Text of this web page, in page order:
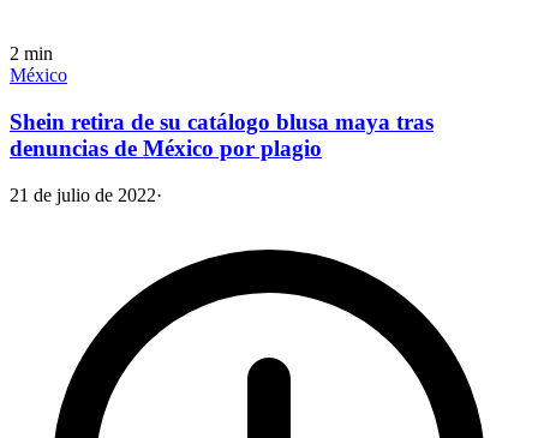
2 min
México
Shein retira de su catálogo blusa maya tras
denuncias de México por plagio
21 de julio de 2022·